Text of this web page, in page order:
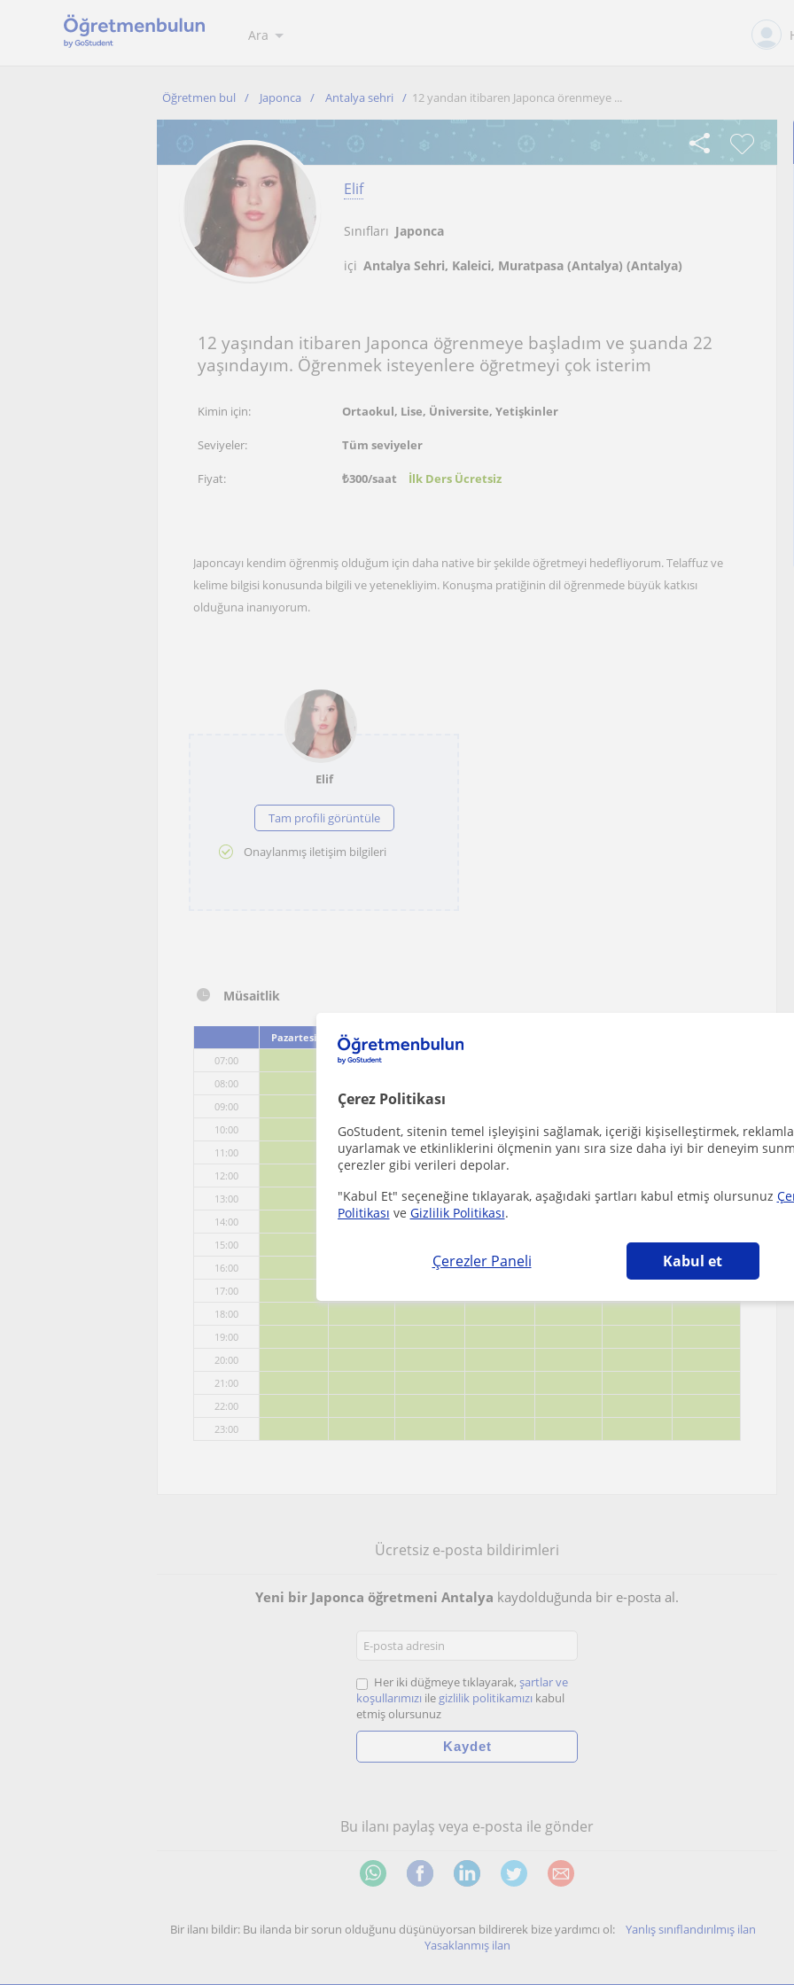
Çerez Politikası
GoStudent, sitenin temel işleyişini sağlamak, içeriği kişiselleştirmek,
uyarlamak ve etkinliklerini ölçmenin yanı sıra size daha iyi bir deneyim
çerezler gibi verileri depolar.
"Kabul Et" seçeneğine tıklayarak, aşağıdaki şartları kabul etmiş olursunuz
Politikası ve Gizlilik Politikası.
Çerezler Paneli Kabul et
Ara
Öğretmen bul Japonca Antalya sehri 12 yandan itibaren Japonca örenmeye ...
Elif
Sınıfları Japonca
içi Antalya Sehri, Kaleici, Muratpasa (Antalya) (Antalya)
12 yaşından itibaren Japonca öğrenmeye başladım ve şuanda 22
yaşındayım. Öğrenmek isteyenlere öğretmeyi çok isterim
Kimin için: Ortaokul, Lise, Üniversite, Yetişkinler
Seviyeler: Tüm seviyeler
Fiyat: ₺300/saat İlk Ders Ücretsiz
Japoncayı kendim öğrenmiş olduğum için daha native bir şekilde öğretmeyi hedefliyorum. Telaffuz ve
kelime bilgisi konusunda bilgili ve yetenekliyim. Konuşma pratiğinin dil öğrenmede büyük katkısı
olduğuna inanıyorum.
Elif
Tam profili görüntüle
Onaylanmış iletişim bilgileri
Müsaitlik
Pazartesi Salı Çarşamba
07:00
08:00
09:00
10:00
11:00
12:00
13:00
14:00
15:00
16:00
17:00
18:00
19:00
20:00
21:00
22:00
23:00
Ücretsiz e-posta bildirimleri
Yeni bir Japonca öğretmeni Antalya kaydolduğunda bir e-posta al.
Her iki düğmeye tıklayarak, şartlar ve
koşullarımızı ile gizlilik politikamızı kabul
etmiş olursunuz
Bu ilanı paylaş veya e-posta ile gönder
Bir ilanı bildir: Bu ilanda bir sorun olduğunu düşünüyorsan bildirerek bize yardımcı ol: Yanlış sınıflandırılmış ilan
Yasaklanmış ilan